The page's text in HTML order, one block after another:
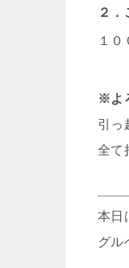
２
１０
※よ
引っ
全て
本日
グル